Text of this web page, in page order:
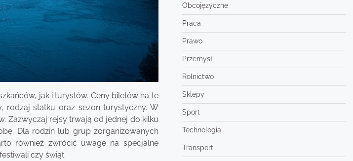
jak i turystów. Ceny biletów na te
rodzaj statku oraz sezon turystyczny. W
Zazwyczaj rejsy trwają od jednej do kilku
Dla rodzin lub grup zorganizowanych
również zwrócić uwagę na specjalne
czy świąt.
Obcojęzyczne
Praca
Prawo
Przemysł
Rolnictwo
Sklepy
Sport
Technologia
Transport